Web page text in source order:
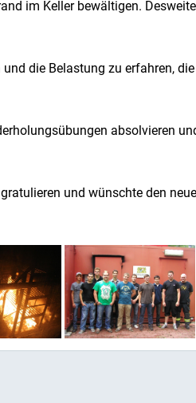
im Keller bewältigen.
die Belastung zu erfahren,
absolvieren
und wünschte den